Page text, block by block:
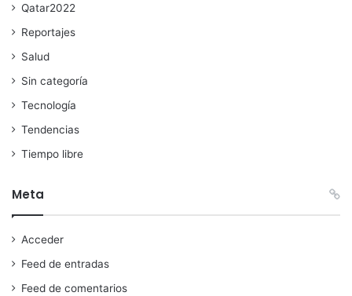
Qatar2022
Reportajes
Salud
Sin categoría
Tecnología
Tendencias
Tiempo libre
Meta
Acceder
Feed de entradas
Feed de comentarios